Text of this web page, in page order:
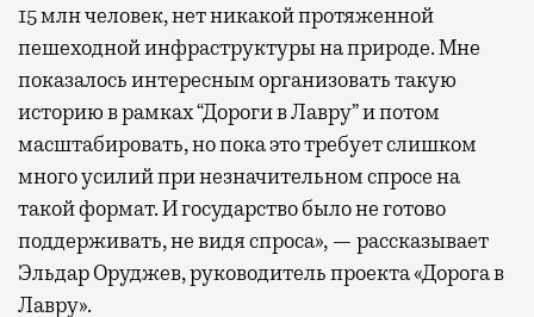
15 млн человек, нет никакой протяженной
пешеходной инфраструктуры на природе. Мне
показалось интересным организовать такую
историю в рамках “Дороги в Лавру” и потом
масштабировать, но пока это требует слишком
много усилий при незначительном спросе на
такой формат. И государство было не готово
поддерживать, не видя спроса», — рассказывает
Эльдар Оруджев, руководитель проекта «Дорога в
Лавру».